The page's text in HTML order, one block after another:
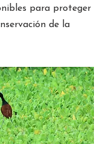
para proteger
de la